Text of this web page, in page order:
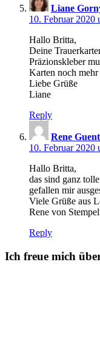
Liane
10. Februar 2020
Hallo Britta,
Deine
Präzionskleber
Karten noch
Liebe Grüße
Liane
Reply
Rene
10. Februar 2020
Hallo Britta,
das sind ganz
gefallen mir
Viele Grüße aus
Rene von
Reply
Ich freue mich